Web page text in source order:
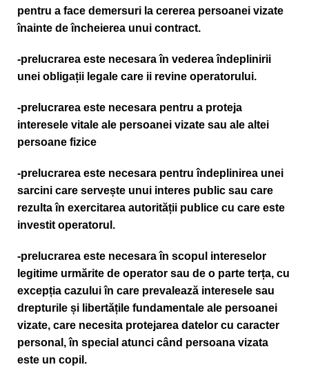
pentru a face demersuri la cererea persoanei vizate
înainte de încheierea unui contract.
-prelucrarea este necesara în vederea îndeplinirii
unei obligații legale care ii revine operatorului.
-prelucrarea este necesara pentru a proteja
interesele vitale ale persoanei vizate sau ale altei
persoane fizice
-prelucrarea este necesara pentru îndeplinirea unei
sarcini care servește unui interes public sau care
rezulta în exercitarea autorității publice cu care este
investit operatorul.
-prelucrarea este necesara în scopul intereselor
legitime urmărite de operator sau de o parte terța, cu
excepția cazului în care prevalează interesele sau
drepturile și libertățile fundamentale ale persoanei
vizate, care necesita protejarea datelor cu caracter
personal, în special atunci când persoana vizata
este un copil.